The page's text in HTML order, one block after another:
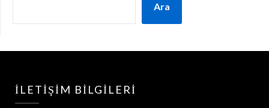
Ara
İLETIŞIM BILGILERI